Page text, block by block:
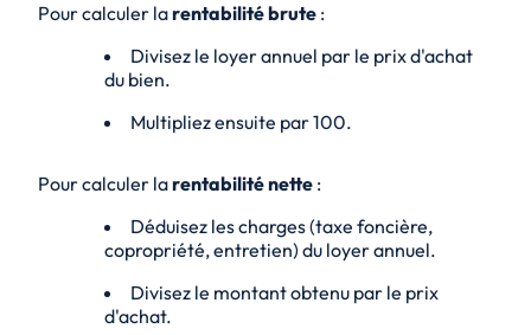
Pour calculer larentabilité brute :
Divisez le loyer annuel par le prix d'achat
du bien.
Multipliez ensuite par 100.
Pour calculer larentabilité nette :
Déduisez les charges (taxe foncière,
copropriété, entretien) du loyer annuel.
Divisez le montant obtenu par le prix
d'achat.